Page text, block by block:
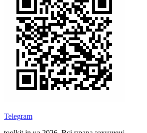
Telegram